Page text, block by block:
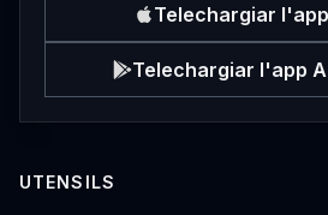
Telechargiar
Telechargiar l'app
UTENSILS